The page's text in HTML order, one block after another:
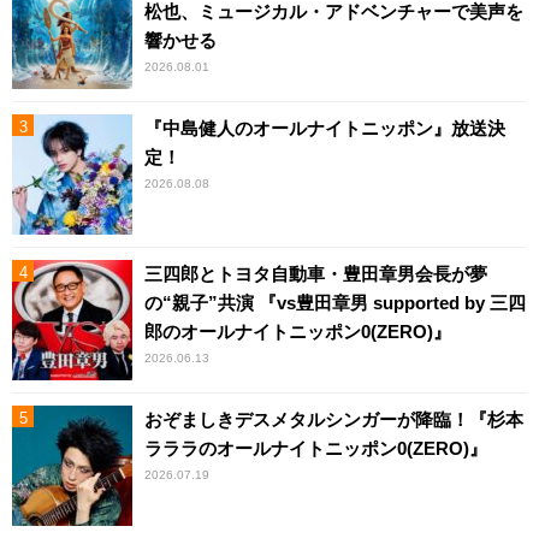
松也、ミュージカル・アドベンチャーで美声を
響かせる
2026.08.01
『中島健人のオールナイトニッポン』放送決
定！
2026.08.08
三四郎とトヨタ自動車・豊田章男会長が夢
の“親子”共演 『vs豊田章男 supported by 三四
郎のオールナイトニッポン0(ZERO)』
2026.06.13
おぞましきデスメタルシンガーが降臨！『杉本
ラララのオールナイトニッポン0(ZERO)』
2026.07.19